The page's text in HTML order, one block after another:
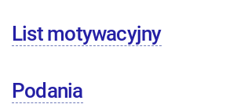
List motywacyjny
Podania